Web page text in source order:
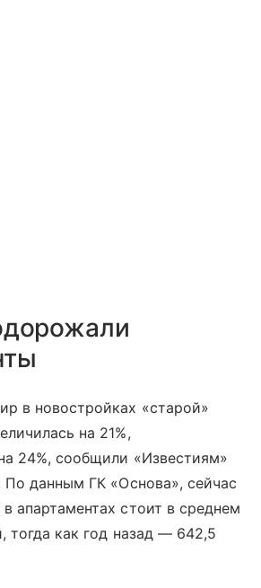
в новостройках «старой»
на 21%,
24%, сообщили «Известиям»
По данным ГК «Основа», сейчас
апартаментах стоит в среднем
тогда как год назад — 642,5